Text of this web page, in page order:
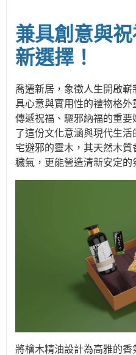
兼具創意與
新選擇！
喬遷新居，象徵人生開啟
具心意與實用性的禮物格
傳遞祝福、驅邪納福的重
了這份文化意涵與現代生
宅避邪的靈木，其天然木
穢氣，更能營造清新安定的
將檜木精油設計為高雅的